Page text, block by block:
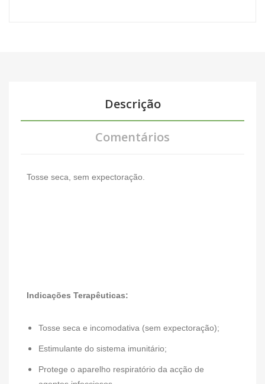
Descrição
Comentários
Tosse seca, sem expectoração.
Indicações Terapêuticas:
Tosse seca e incomodativa (sem expectoração);
Estimulante do sistema imunitário;
Protege o aparelho respiratório da acção de